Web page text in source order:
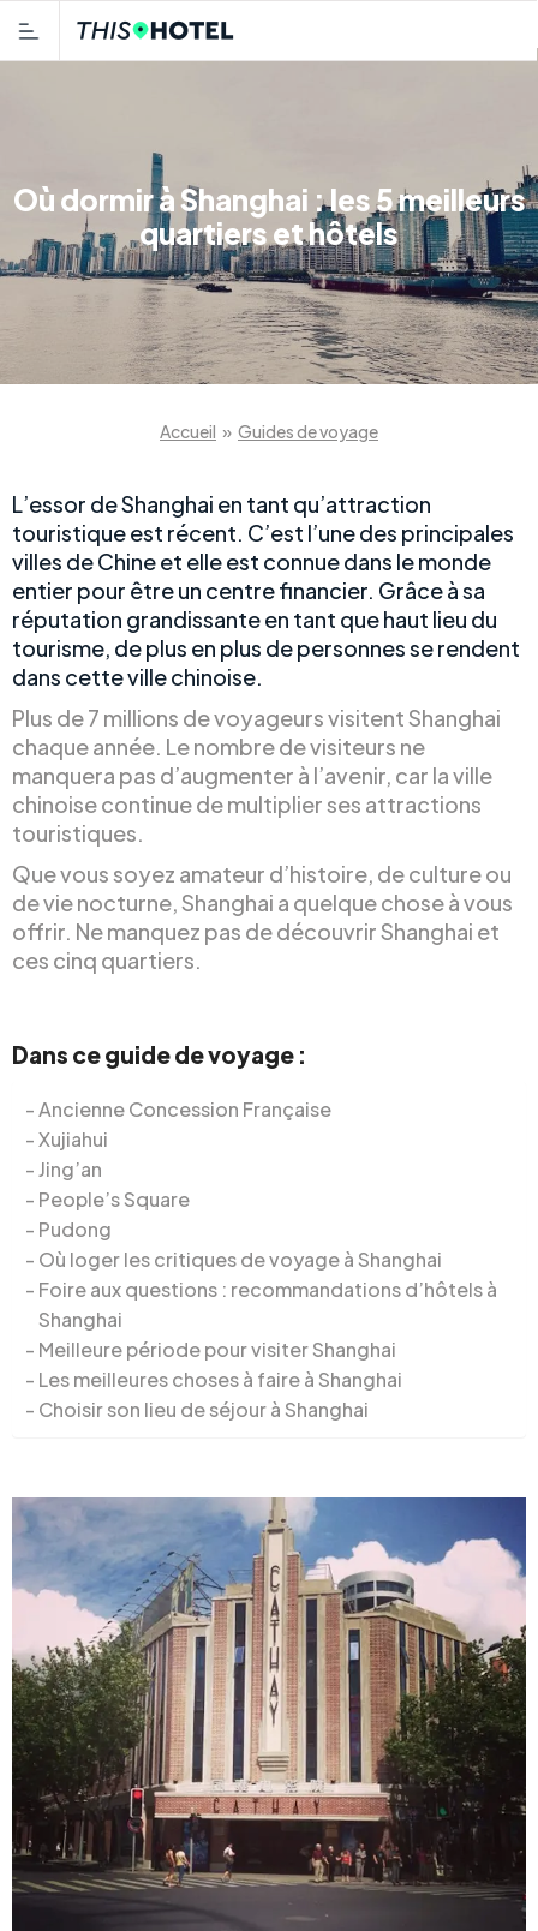
Où dormir à Shanghai : les 5 meilleurs
quartiers et hôtels
Accueil » Guides de voyage
L’essor de Shanghai en tant qu’attraction
touristique est récent. C’est l’une des principales
villes de Chine et elle est connue dans le monde
entier pour être un centre financier. Grâce à sa
réputation grandissante en tant que haut lieu du
tourisme, de plus en plus de personnes se rendent
dans cette ville chinoise.
Plus de 7 millions de voyageurs visitent Shanghai
chaque année. Le nombre de visiteurs ne
manquera pas d’augmenter à l’avenir, car la ville
chinoise continue de multiplier ses attractions
touristiques.
Que vous soyez amateur d’histoire, de culture ou
de vie nocturne, Shanghai a quelque chose à vous
offrir. Ne manquez pas de découvrir Shanghai et
ces cinq quartiers.
Dans ce guide de voyage :
Ancienne Concession Française
Xujiahui
Jing’an
People’s Square
Pudong
Où loger les critiques de voyage à Shanghai
Foire aux questions : recommandations d’hôtels à
Shanghai
Meilleure période pour visiter Shanghai
Les meilleures choses à faire à Shanghai
Choisir son lieu de séjour à Shanghai